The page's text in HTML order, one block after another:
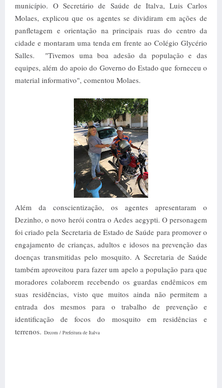
município.O Secretário de Saúde de Italva, Luis Carlos
Molaes, explicou que os agentes se dividiram em ações de
panfletagem e orientação na principais ruas do centro da
cidade e montaram uma tenda em frente ao Colégio Glycério
Salles.
"Tivemos uma boa adesão da população e das
equipes, além do apoio do Governo do Estado que forneceu o
material informativo", comentou Molaes.
Além da conscientização, os agentes apresentaram o
Dezinho, o novo herói contra o Aedes aegypti. O personagem
foi criado pela Secretaria de Estado de Saúde para promover o
engajamento de crianças, adultos e idosos na prevenção das
doenças transmitidas pelo mosquito. A Secretaria de Saúde
também aproveitou para fazer um apelo a população para que
moradores colaborem recebendo os guardas endêmicos em
suas residências, visto que muitos ainda não permitem a
entrada dos mesmos para o trabalho de prevenção e
identificação de focos do mosquito em residências e
terrenos. Decom / Prefeitura de Italva